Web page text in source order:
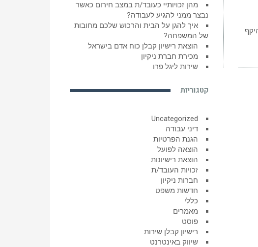
מהן זכויותיי כעובד/ת במצב חירום כאשר
נבצר ממני להגיע לעבודה?
איך להגן על הבית והרכוש שלכם מחובות
של המשפחה?
הוצאת רישיון קבלן כוח אדם בישראל
מכירת חברת ניקיון
שירות ליגל פרו
קטגוריות
Uncategorized
דיני עבודה
הגנת הפרטיות
הוצאה לפועל
הוצאת רישיונות
זכויות העובד/ת
חברות ניקיון
חדשות משפט
כללי
מאמרים
פוסט
רישיון קבלן שירות
שיווק באינטרנט